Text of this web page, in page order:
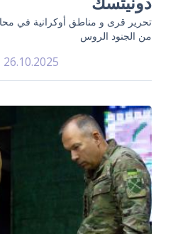
تحرير قرى و مناطق أوكرانية في
من الجنود الروس
26.10.2025 - 21:08